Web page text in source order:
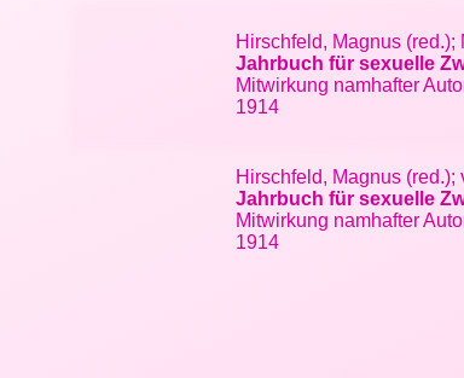
Hirschfeld, Magnus
Jahrbuch für sexuelle
Mitwirkung namhafter
1914
Hirschfeld, Magnus
Jahrbuch für sexuelle
Mitwirkung namhafter
1914